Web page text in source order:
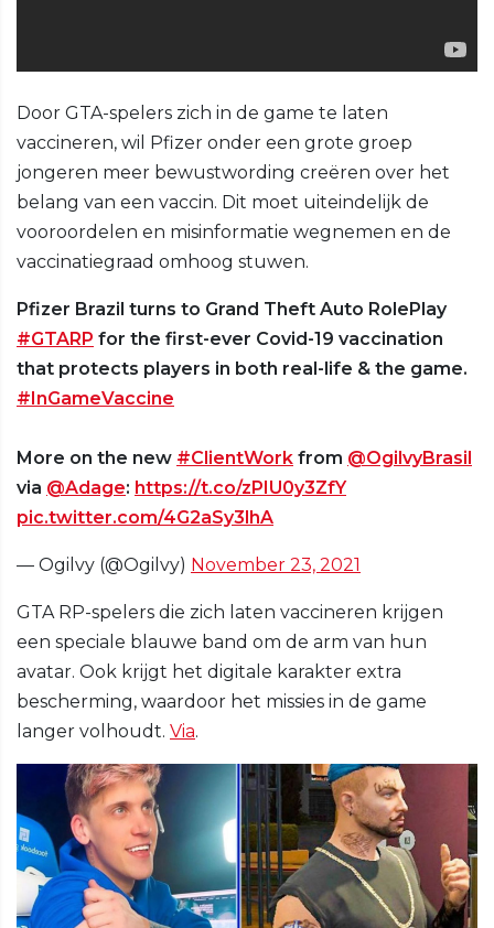
Door GTA-spelers zich in de game te laten
vaccineren, wil Pfizer onder een grote groep
jongeren meer bewustwording creëren over het
belang van een vaccin. Dit moet uiteindelijk de
vooroordelen en misinformatie wegnemen en de
vaccinatiegraad omhoog stuwen.
Pfizer Brazil turns to Grand Theft Auto RolePlay
#GTARP for the first-ever Covid-19 vaccination
that protects players in both real-life & the game.
#InGameVaccine
More on the new #ClientWork from @OgilvyBrasil
via @Adage: https://t.co/zPIU0y3ZfY
pic.twitter.com/4G2aSy3lhA
— Ogilvy (@Ogilvy) November 23, 2021
GTA RP-spelers die zich laten vaccineren krijgen
een speciale blauwe band om de arm van hun
avatar. Ook krijgt het digitale karakter extra
bescherming, waardoor het missies in de game
langer volhoudt. Via.